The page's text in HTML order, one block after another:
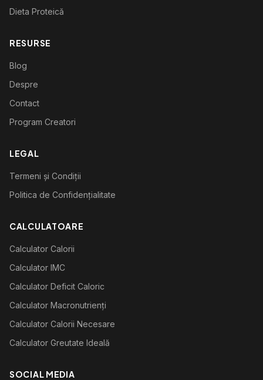
Dieta Proteică
RESURSE
Blog
Despre
Contact
Program Creatori
LEGAL
Termeni și Condiții
Politica de Confidențialitate
CALCULATOARE
Calculator Calorii
Calculator IMC
Calculator Deficit Caloric
Calculator Macronutrienți
Calculator Calorii Necesare
Calculator Greutate Ideală
SOCIAL MEDIA